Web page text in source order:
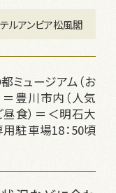
ルアンビア松風閣
ミュージアム（お
豊川市内（人気
食）＝＜明石大
駐車場18：50頃